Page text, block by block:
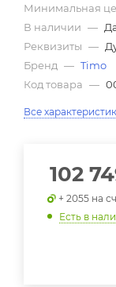
Минимальная
В наличии —
Реквизиты —
Бренд — Timo
Код товара —
Все
102
+ 2055 на
Есть в